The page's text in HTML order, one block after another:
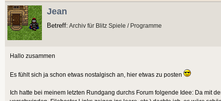
Jean
Betreff: Archiv für Blitz Spiele / Programme
Hallo zusammen
Es fühlt sich ja schon etwas nostalgisch an, hier etwas zu posten
Ich hatte bei meinem letzten Rundgang durchs Forum folgende Idee: Da mit